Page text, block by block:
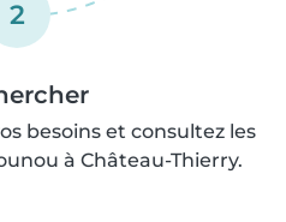
2
besoins et consultez les
à Château-Thierry.